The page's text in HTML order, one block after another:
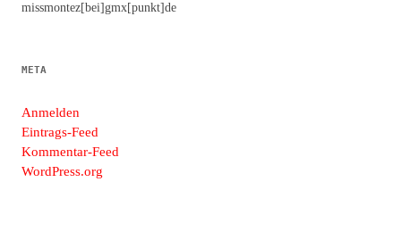
missmontez[bei]gmx[punkt]de
META
Anmelden
Eintrags-Feed
Kommentar-Feed
WordPress.org